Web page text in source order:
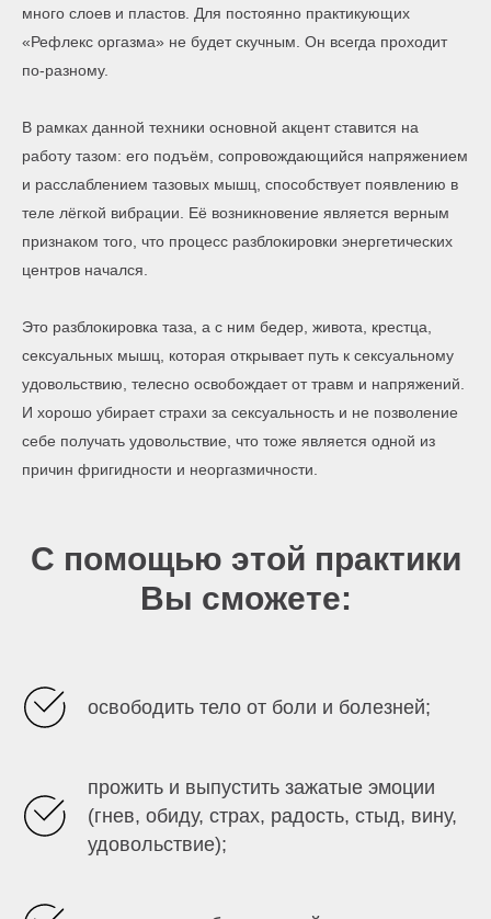
много слоев и пластов. Для постоянно практикующих
«Рефлекс оргазма» не будет скучным. Он всегда проходит
по-разному.
В рамках данной техники основной акцент ставится на
работу тазом: его подъём, сопровождающийся напряжением
и расслаблением тазовых мышц, способствует появлению в
теле лёгкой вибрации. Её возникновение является верным
признаком того, что процесс разблокировки энергетических
центров начался.
Это разблокировка таза, а с ним бедер, живота, крестца,
сексуальных мышц, которая открывает путь к сексуальному
удовольствию, телесно освобождает от травм и напряжений.
И хорошо убирает страхи за сексуальность и не позволение
себе получать удовольствие, что тоже является одной из
причин фригидности и неоргазмичности.
С помощью этой практики
Вы сможете:
освободить тело от боли и болезней;
прожить и выпустить зажатые эмоции
(гнев, обиду, страх, радость, стыд, вину,
удовольствие);